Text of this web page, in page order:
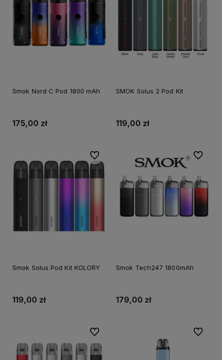
Smok Nord C Pod 1800 mAh
175,00 zł
SMOK Solus 2 Pod Kit
119,00 zł
Smok Solus Pod Kit KOLORY
119,00 zł
Do ulubionych
Smok Tech247 1800mAh
179,00 zł
Do
Do ulubionych Do